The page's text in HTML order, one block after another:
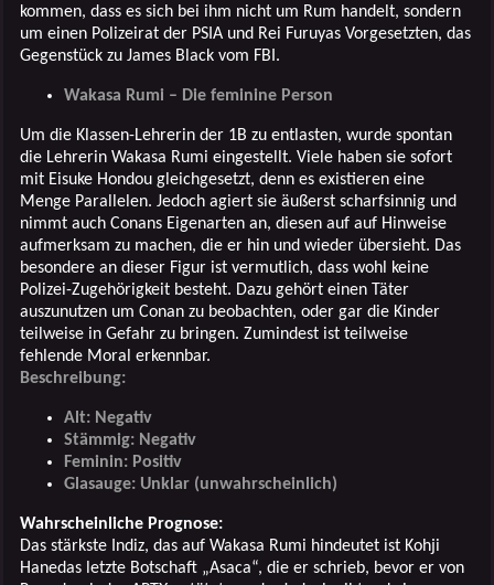
kommen, dass es sich bei ihm nicht um Rum handelt, sondern
um einen Polizeirat der PSIA und Rei Furuyas Vorgesetzten, das
Gegenstück zu James Black vom FBI.
Wakasa Rumi – Die feminine Person
Um die Klassen-Lehrerin der 1B zu entlasten, wurde spontan
die Lehrerin Wakasa Rumi eingestellt. Viele haben sie sofort
mit Eisuke Hondou gleichgesetzt, denn es existieren eine
Menge Parallelen. Jedoch agiert sie äußerst scharfsinnig und
nimmt auch Conans Eigenarten an, diesen auf auf Hinweise
aufmerksam zu machen, die er hin und wieder übersieht. Das
besondere an dieser Figur ist vermutlich, dass wohl keine
Polizei-Zugehörigkeit besteht. Dazu gehört einen Täter
auszunutzen um Conan zu beobachten, oder gar die Kinder
teilweise in Gefahr zu bringen. Zumindest ist teilweise
fehlende Moral erkennbar.
Beschreibung:
Alt: Negativ
Stämmig: Negativ
Feminin: Positiv
Glasauge: Unklar (unwahrscheinlich)
Wahrscheinliche Prognose:
Das stärkste Indiz, das auf Wakasa Rumi hindeutet ist Kohji
Hanedas letzte Botschaft „Asaca“, die er schrieb, bevor er von